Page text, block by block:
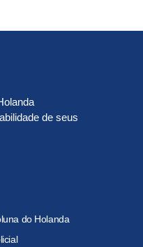
de seus
do Holanda